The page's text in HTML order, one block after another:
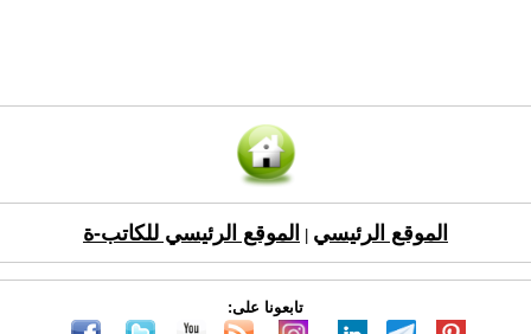
الموقع الرئيسي الموقع الرئيسي للكاتب-ة
تابعونا على: